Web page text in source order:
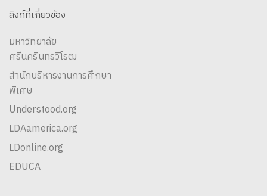
ลิงก์ที่เกี่ยวข้อง
มหาวิทยาลัย
ศรีนครินทรวิโรฒ
สำนักบริหารงานการศึกษา
พิเศษ
Understood.org
LDAamerica.org
LDonline.org
EDUCA